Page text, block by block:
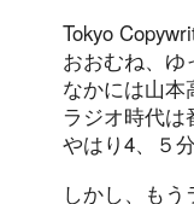
Tokyo
おおむね、ゆ
なかには山本
ラジオ時代は
やはり4、５
しかし、も